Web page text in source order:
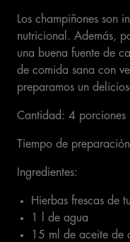
Los champiñones son
nutricional. Además,
una buena fuente de
de comida sana con
preparamos un
Cantidad: 4 porciones
Tiempo de
Ingredientes:
Hierbas frescas de
1 l de agua
15 ml de aceite de